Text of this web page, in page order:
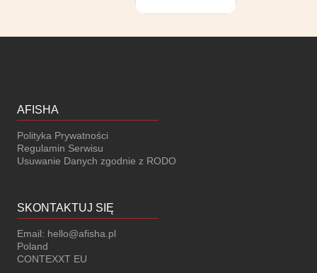
AFISHA
Polityka Prywatności
Regulamin Serwisu
Usuwanie Danych zgodnie z RODO
SKONTAKTUJ SIĘ
Email: hello@afisha.pl
Poland
CONTEXXT EU